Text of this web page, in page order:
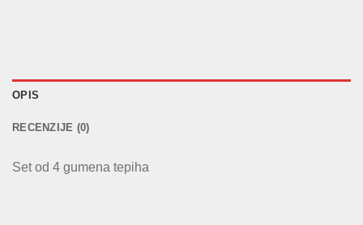
OPIS
RECENZIJE (0)
Set od 4 gumena tepiha